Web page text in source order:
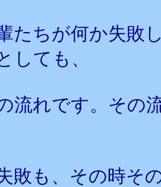
たちが何か失敗
しても、
流れです。その
敗も、その時そ